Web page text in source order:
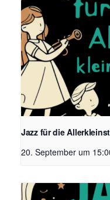
Jazz für die
20. September um